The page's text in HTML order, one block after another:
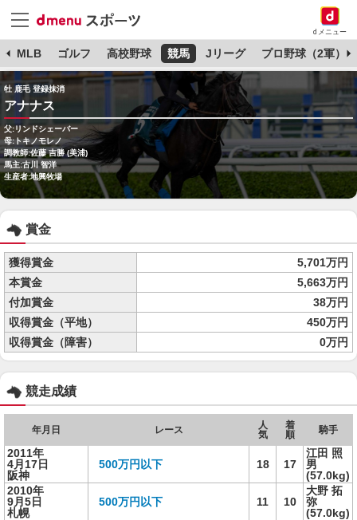
dメニュー
MLB ゴルフ 高校野球 競馬 Jリーグ プロ野球（2軍）
牡 鹿毛 登録抹消
アナナス
父:リンドシェーバー
母:トキノモレノ
調教師:佐藤 吉勝 (美浦)
馬主:古川 智洋
生産者:地興牧場
賞金
獲得賞金
5,701万円
本賞金
5,663万円
付加賞金
38万円
収得賞金（平地）
450万円
収得賞金（障害）
0万円
競走成績
年月日 レース
人
気
着
順
騎手
2011年
4月17日
阪神
500万円以下 18 17
江田 照
男
(57.0kg)
2010年
9月5日
札幌
500万円以下 11 10
大野 拓
弥
(57.0kg)